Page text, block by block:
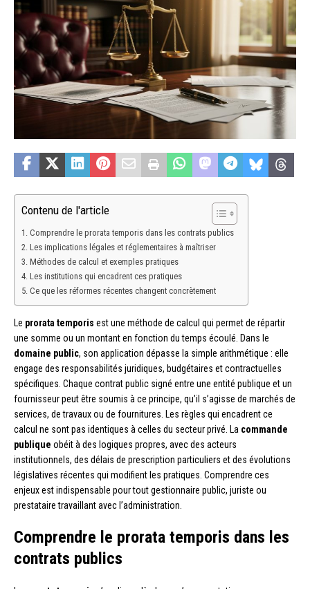
Contenu de l'article
Comprendre le prorata temporis dans les contrats publics
Les implications légales et réglementaires à maîtriser
Méthodes de calcul et exemples pratiques
Les institutions qui encadrent ces pratiques
Ce que les réformes récentes changent concrètement
Le prorata temporis est une méthode de calcul qui permet de répartir
une somme ou un montant en fonction du temps écoulé. Dans le
domaine public, son application dépasse la simple arithmétique : elle
engage des responsabilités juridiques, budgétaires et contractuelles
spécifiques. Chaque contrat public signé entre une entité publique et un
fournisseur peut être soumis à ce principe, qu’il s’agisse de marchés de
services, de travaux ou de fournitures. Les règles qui encadrent ce
calcul ne sont pas identiques à celles du secteur privé. La commande
publique obéit à des logiques propres, avec des acteurs
institutionnels, des délais de prescription particuliers et des évolutions
législatives récentes qui modifient les pratiques. Comprendre ces
enjeux est indispensable pour tout gestionnaire public, juriste ou
prestataire travaillant avec l’administration.
Comprendre le prorata temporis dans les
contrats publics